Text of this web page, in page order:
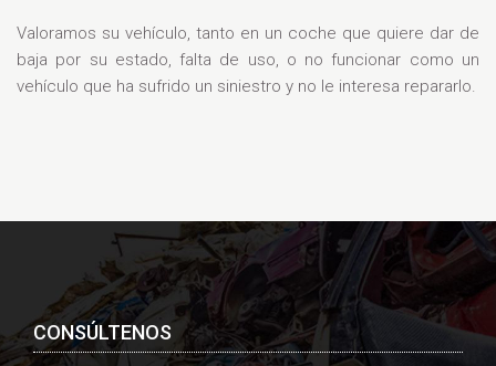
Valoramos su vehículo, tanto en un coche que quiere dar de
baja por su estado, falta de uso, o no funcionar como un
vehículo que ha sufrido un siniestro y no le interesa repararlo.
CONSÚLTENOS